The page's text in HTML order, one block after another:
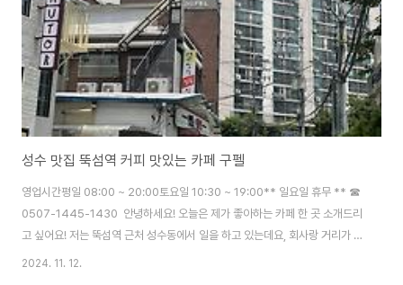
성수 맛집 뚝섬역 커피 맛있는 카페 구펠
영업시간평일 08:00 ~ 20:00토요일 10:30 ~ 19:00** 일요일 휴무 ** ☎
0507-1445-1430 안녕하세요! 오늘은 제가 좋아하는 카페 한 곳 소개드리
고 싶어요! 저는 뚝섬역 근처 성수동에서 일을 하고 있는데요, 회사랑 거리가 좀
있지만 (걸어서 7-8분 정도?) 정말 맛있는 카페를 발견해서 종종 들르고 있습
2024. 11. 12.